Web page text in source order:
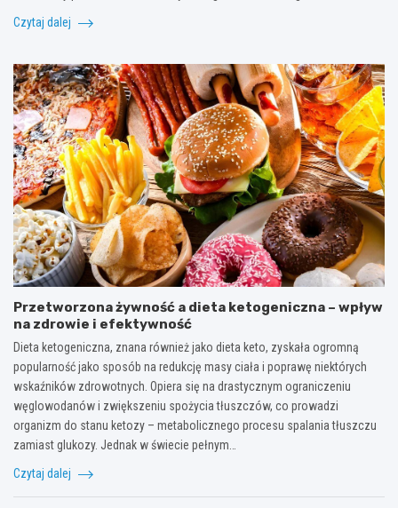
Czytaj dalej
Przetworzona żywność a dieta ketogeniczna – wpływ
na zdrowie i efektywność
Dieta ketogeniczna, znana również jako dieta keto, zyskała ogromną
popularność jako sposób na redukcję masy ciała i poprawę niektórych
wskaźników zdrowotnych. Opiera się na drastycznym ograniczeniu
węglowodanów i zwiększeniu spożycia tłuszczów, co prowadzi
organizm do stanu ketozy – metabolicznego procesu spalania tłuszczu
zamiast glukozy. Jednak w świecie pełnym…
Czytaj dalej